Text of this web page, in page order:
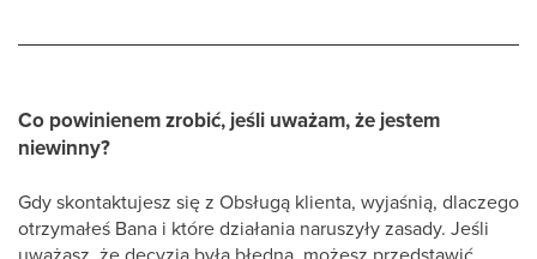
Co powinienem zrobić, jeśli uważam, że jestem
niewinny?
Gdy skontaktujesz się z Obsługą klienta, wyjaśnią, dlaczego
otrzymałeś Bana i które działania naruszyły zasady. Jeśli